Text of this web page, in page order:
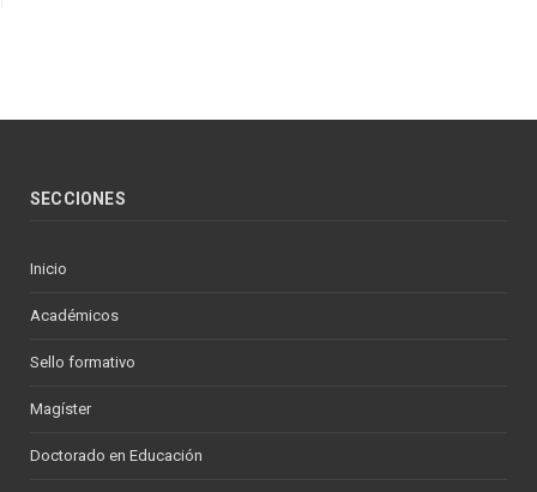
SECCIONES
Inicio
Académicos
Sello formativo
Magíster
Doctorado en Educación